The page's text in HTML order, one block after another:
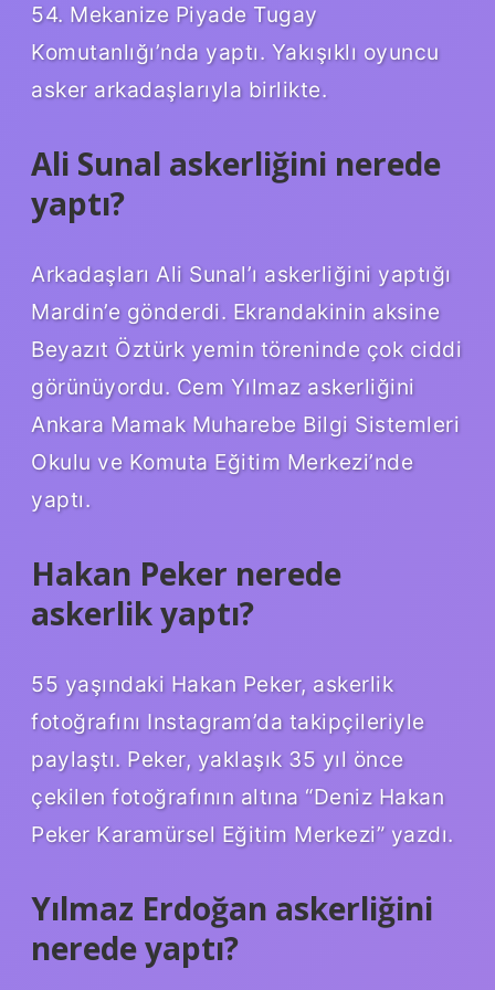
54. Mekanize Piyade Tugay
Komutanlığı’nda yaptı. Yakışıklı oyuncu
asker arkadaşlarıyla birlikte.
Ali Sunal askerliğini nerede
yaptı?
Arkadaşları Ali Sunal’ı askerliğini yaptığı
Mardin’e gönderdi. Ekrandakinin aksine
Beyazıt Öztürk yemin töreninde çok ciddi
görünüyordu. Cem Yılmaz askerliğini
Ankara Mamak Muharebe Bilgi Sistemleri
Okulu ve Komuta Eğitim Merkezi’nde
yaptı.
Hakan Peker nerede
askerlik yaptı?
55 yaşındaki Hakan Peker, askerlik
fotoğrafını Instagram’da takipçileriyle
paylaştı. Peker, yaklaşık 35 yıl önce
çekilen fotoğrafının altına “Deniz Hakan
Peker Karamürsel Eğitim Merkezi” yazdı.
Yılmaz Erdoğan askerliğini
nerede yaptı?